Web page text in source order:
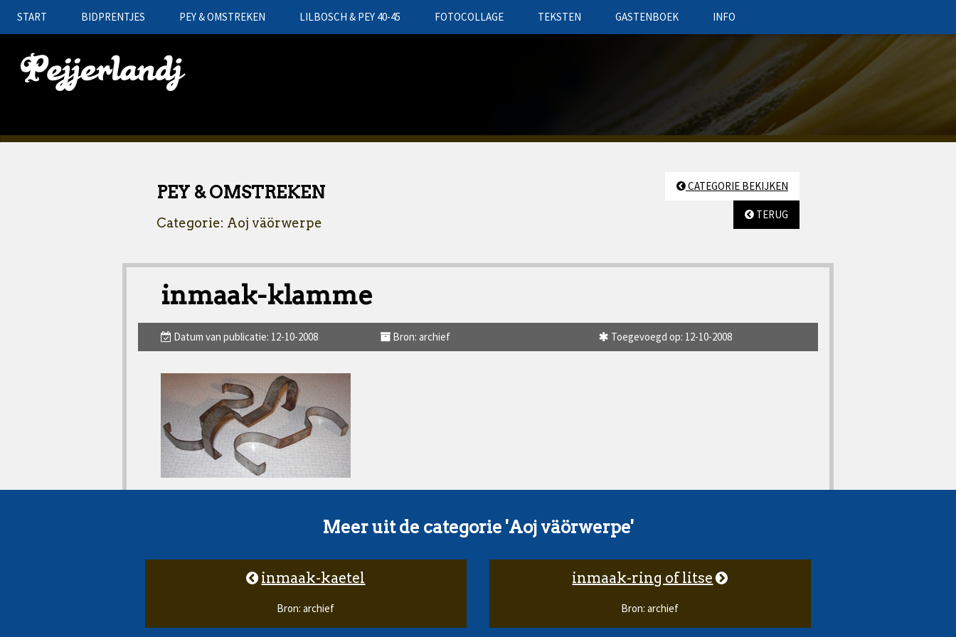
START BIDPRENTJES PEY & OMSTREKEN LILBOSCH & PEY 40-45 FOTOCOLLAGE TEKSTEN GASTENBOEK INFO
PEY & OMSTREKEN
Categorie: Aoj väörwerpe
CATEGORIE BEKIJKEN
TERUG
inmaak-klamme
Datum van publicatie: 12-10-2008 Bron: archief Toegevoegd op: 12-10-2008
Meer uit de categorie 'Aoj väörwerpe'
inmaak-kaetel
Bron: archief
inmaak-ring of litse
Bron: archief